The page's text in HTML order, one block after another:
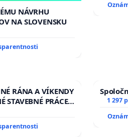
NÁVRHU
NA SLOVENSKU
RÁNA A VÍKENDY
STAVEBNÉ PRÁCE
9.00 DO 13.00
TÝŽDEŇ CIEĽ
PRAVIDELNÁ
1 297